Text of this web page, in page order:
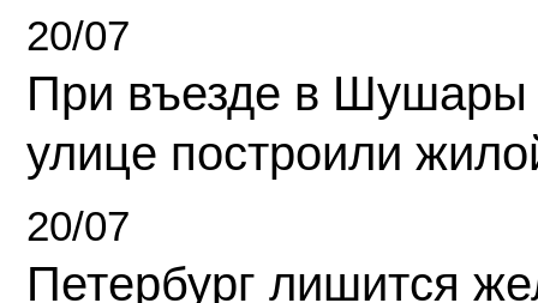
20/07
При въезде в Шушары
улице построили
20/07
Петербург лишится